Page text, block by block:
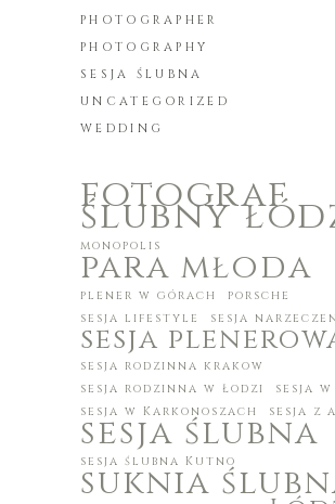
PHOTOGRAPHER
PHOTOGRAPHY
SESJA ŚLUBNA
UNCATEGORIZED
WEDDING
fotograf
ślubny
monopolis
para młoda
plener w górach
porsche
sesja lifestyle
sesja
sesja
sesja rodzinna krakow
sesja rodzinna w Łodzi
sesja
sesja w Karkonoszach
sesja z
sesja ślubna
sesja ślubna Kutno
suknia